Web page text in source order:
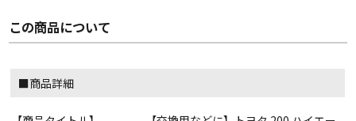
この商品について
■商品詳細